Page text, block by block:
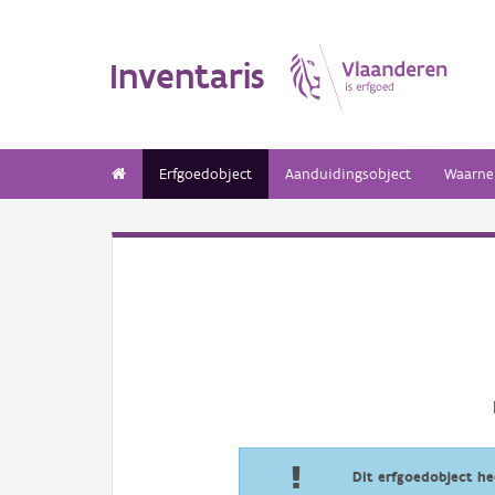
Inventaris
Erfgoedobject Aanduidingsobject
Dit erfgoedobject